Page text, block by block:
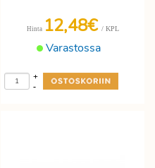
Varastossa
Hinta 12,48€ / KPL
-
+